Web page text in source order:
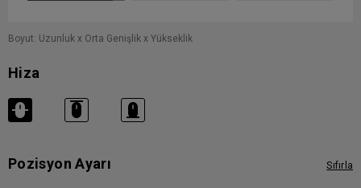
Boyut: Uzunluk x Orta Genişlik x Yükseklik
Hiza
Pozisyon Ayarı Sıfırla